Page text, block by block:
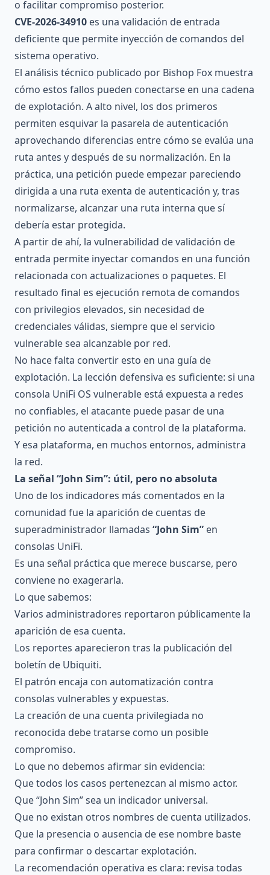
o facilitar compromiso posterior.
CVE-2026-34910 es una validación de entrada
deficiente que permite inyección de comandos del
sistema operativo.
El análisis técnico publicado por Bishop Fox muestra
cómo estos fallos pueden conectarse en una cadena
de explotación. A alto nivel, los dos primeros
permiten esquivar la pasarela de autenticación
aprovechando diferencias entre cómo se evalúa una
ruta antes y después de su normalización. En la
práctica, una petición puede empezar pareciendo
dirigida a una ruta exenta de autenticación y, tras
normalizarse, alcanzar una ruta interna que sí
debería estar protegida.
A partir de ahí, la vulnerabilidad de validación de
entrada permite inyectar comandos en una función
relacionada con actualizaciones o paquetes. El
resultado final es ejecución remota de comandos
con privilegios elevados, sin necesidad de
credenciales válidas, siempre que el servicio
vulnerable sea alcanzable por red.
No hace falta convertir esto en una guía de
explotación. La lección defensiva es suficiente: si una
consola UniFi OS vulnerable está expuesta a redes
no confiables, el atacante puede pasar de una
petición no autenticada a control de la plataforma.
Y esa plataforma, en muchos entornos, administra
la red.
La señal “John Sim”: útil, pero no absoluta
Uno de los indicadores más comentados en la
comunidad fue la aparición de cuentas de
superadministrador llamadas “John Sim” en
consolas UniFi.
Es una señal práctica que merece buscarse, pero
conviene no exagerarla.
Lo que sabemos:
Varios administradores reportaron públicamente la
aparición de esa cuenta.
Los reportes aparecieron tras la publicación del
boletín de Ubiquiti.
El patrón encaja con automatización contra
consolas vulnerables y expuestas.
La creación de una cuenta privilegiada no
reconocida debe tratarse como un posible
compromiso.
Lo que no debemos afirmar sin evidencia:
Que todos los casos pertenezcan al mismo actor.
Que “John Sim” sea un indicador universal.
Que no existan otros nombres de cuenta utilizados.
Que la presencia o ausencia de ese nombre baste
para confirmar o descartar explotación.
La recomendación operativa es clara: revisa todas